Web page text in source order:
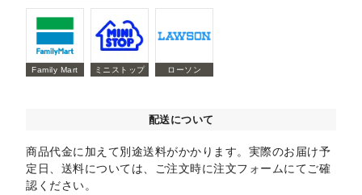
Family Mart ミニストップ ローソン
配送について
商品代金に加えて別途送料がかかります。実際のお届け予
定日、送料については、ご注文時に注文フォームにてご確
認ください。